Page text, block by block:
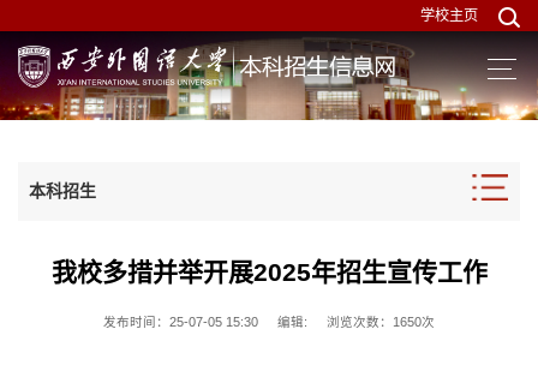
学校主页
本科招生
我校多措并举开展2025年招生宣传工作
发布时间：25-07-05 15:30 编辑: 浏览次数： 1650次